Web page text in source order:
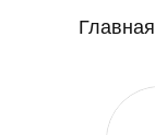
Главная